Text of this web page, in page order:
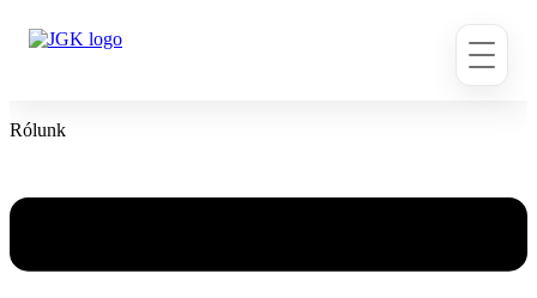
Rólunk